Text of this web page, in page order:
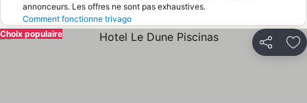
annonceurs. Les offres ne sont pas exhaustives.
Comment fonctionne trivago
Partager
Choix populaire